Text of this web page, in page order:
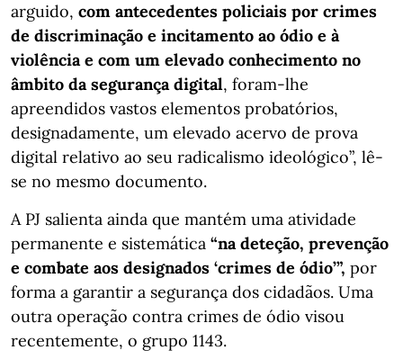
arguido, com antecedentes policiais por crimes
de discriminação e incitamento ao ódio e à
violência e com um elevado conhecimento no
âmbito da segurança digital, foram-lhe
apreendidos vastos elementos probatórios,
designadamente, um elevado acervo de prova
digital relativo ao seu radicalismo ideológico”, lê-
se no mesmo documento.
A PJ salienta ainda que mantém uma atividade
permanente e sistemática “na deteção, prevenção
e combate aos designados ‘crimes de ódio’”, por
forma a garantir a segurança dos cidadãos. Uma
outra operação contra crimes de ódio visou
recentemente, o grupo 1143.